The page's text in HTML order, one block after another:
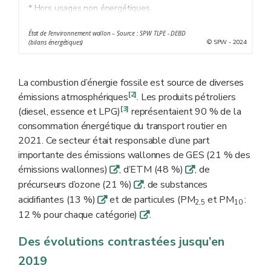
* Hors usages non énergétiques.
et tertiaire.
État de l’environnement wallon – Source : SPW TLPE - DEBD
(bilans énergétiques)
© SPW - 2024
La combustion d’énergie fossile est source de diverses
émissions atmosphériques[2]. Les produits pétroliers
(diesel, essence et LPG)[3] représentaient 90 % de la
consommation énergétique du transport routier en
2021. Ce secteur était responsable d’une part
importante des émissions wallonnes de GES (21 % des
émissions wallonnes)q, d’ETM (48 %)q, de
précurseurs d’ozone (21 %)q, de substances
acidifiantes (13 %)qet de particules (PM2,5 et PM10:
12 % pour chaque catégorie) q.
Des évolutions contrastées jusqu’en
2019